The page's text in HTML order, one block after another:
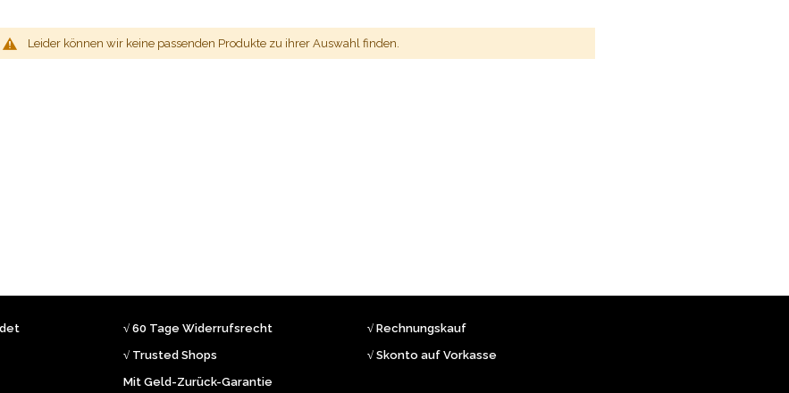
Leider können wir keine passenden Produkte zu ihrer Auswahl finden.
√ 60 Tage Widerrufsrecht
√ Trusted Shops
Mit Geld-Zurück-Garantie
√ Rechnungskauf
√ Skonto auf Vorkasse